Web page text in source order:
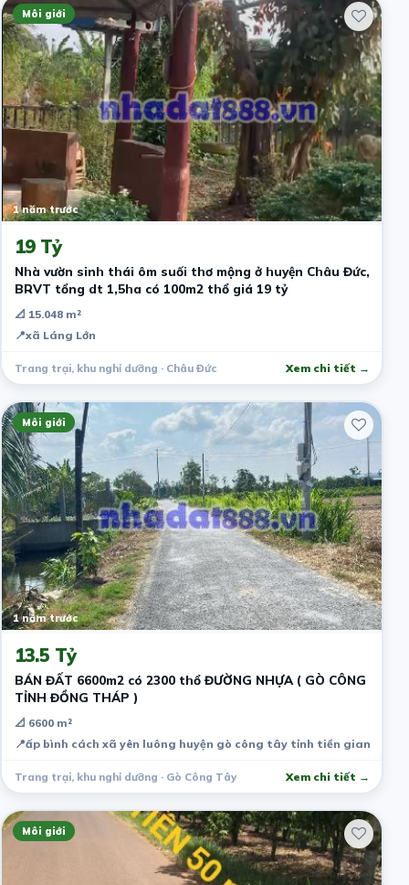
Môi giới
1 năm trước
19 Tỷ
Nhà vườn sinh thái ôm suối thơ mộng ở huyện Châu Đức,
BRVT tổng dt 1,5ha có 100m2 thổ giá 19 tỷ
📐 15.048 m²
📍xã Láng Lớn
Trang trại, khu nghỉ dưỡng · Châu Đức Xem chi tiết →
Môi giới
1 năm trước
13.5 Tỷ
BÁN ĐẤT 6600m2 có 2300 thổ ĐƯỜNG NHỰA ( GÒ CÔNG
TỈNH ĐỒNG THÁP )
📐 6600 m²
📍ấp bình cách xã yên luông huyện gò công tây tỉnh tiền giang
Trang trại, khu nghỉ dưỡng · Gò Công Tây Xem chi tiết →
Môi giới